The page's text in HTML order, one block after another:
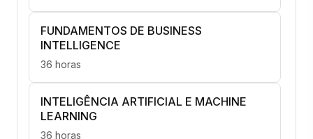
FUNDAMENTOS DE BUSINESS
INTELLIGENCE
36 horas
INTELIGÊNCIA ARTIFICIAL E MACHINE
LEARNING
36 horas